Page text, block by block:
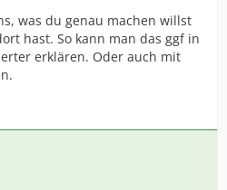
was du genau machen willst
hast. So kann man das ggf in
erklären. Oder auch mit